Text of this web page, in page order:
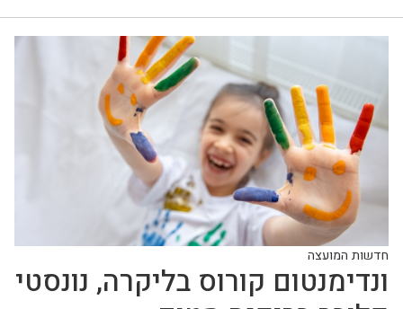
חדשות המועצה
ונדימנטום קורוס בליקרה, נונסטי